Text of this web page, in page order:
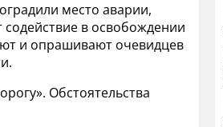
место аварии,
в освобождении
и опрашивают очевидцев
Обстоятельства